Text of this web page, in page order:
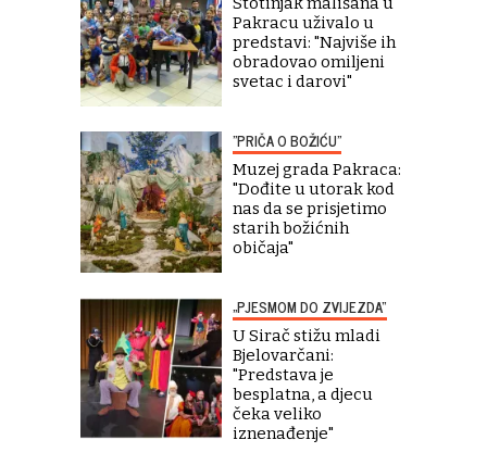
Pakracu uživalo u
predstavi: "Najviše ih
obradovao omiljeni
svetac i darovi"
"PRIČA O BOŽIĆU"
Muzej grada Pakraca:
"Dođite u utorak kod
nas da se prisjetimo
starih božićnih
običaja"
„PJESMOM DO ZVIJEZDA“
U Sirač stižu mladi
Bjelovarčani:
"Predstava je
besplatna, a djecu
čeka veliko
iznenađenje"